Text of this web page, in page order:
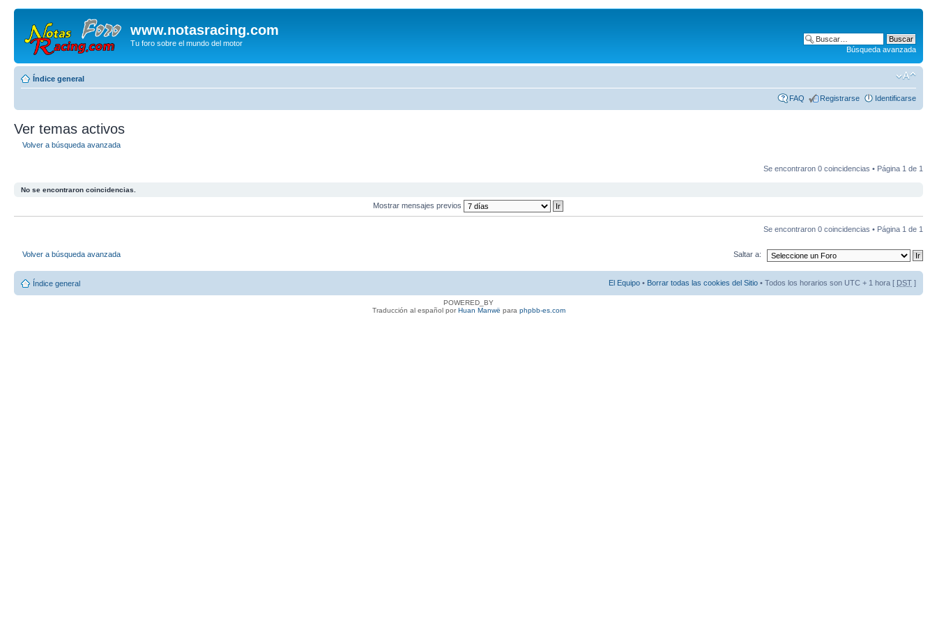
www.notasracing.com
Tu foro sobre el mundo del motor
Búsqueda avanzada
Índice general
FAQ Registrarse Identificarse
Ver temas activos
Volver a búsqueda avanzada
Se encontraron 0 coincidencias • Página 1 de 1
No se encontraron coincidencias.
Mostrar mensajes previos
Se encontraron 0 coincidencias • Página 1 de 1
Volver a búsqueda avanzada Saltar a:
Índice general El Equipo • Borrar todas las cookies del Sitio • Todos los horarios son UTC + 1 hora [ DST ]
POWERED_BY
Traducción al español porHuan Manwë para phpbb-es.com